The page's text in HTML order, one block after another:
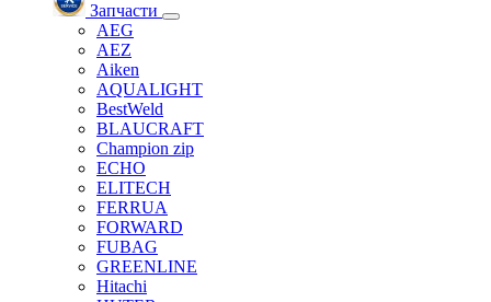
Запчасти
AEG
AEZ
Aiken
AQUALIGHT
BestWeld
BLAUCRAFT
Champion zip
ECHO
ELITECH
FERRUA
FORWARD
FUBAG
GREENLINE
Hitachi